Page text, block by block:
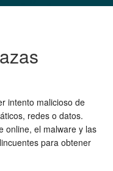
intento malicioso de
redes o datos.
online, el malware y las
para obtener